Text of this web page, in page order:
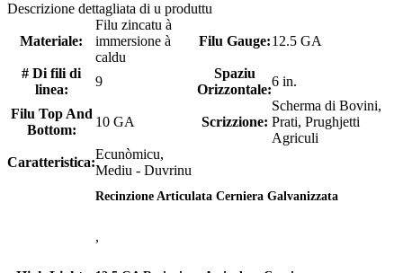
Descrizione dettagliata di u produttu
Materiale:
Filu zincatu à
immersione à
caldu
Filu Gauge:12.5 GA
# Di fili di
linea:
9
Spaziu
Orizzontale:
6 in.
Filu Top And
Bottom:
10 GA Scrizzione:
Scherma di Bovini,
Prati, Prughjetti
Agriculi
Caratteristica:
Ecunòmicu,
Mediu - Duvrinu
Recinzione Articulata Cerniera Galvanizzata
,